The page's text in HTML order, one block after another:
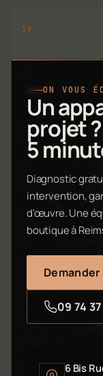
ON VOUS
Un
projet
5
Diagnostic
intervention,
d'œuvre. Une
boutique à
09 74
6 Bis